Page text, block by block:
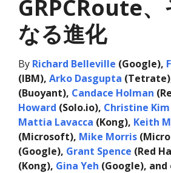
GRPCRoute
なる進化
By Richard Belleville (Google),
(IBM), Arko Dasgupta
(Buoyant), Candace Holman
Howard (Solo.io), Christine Kim
Mattia Lavacca (Kong), Keith
(Microsoft), Mike Morris
(Google), Grant Spence (Red
(Kong), Gina Yeh (Google),